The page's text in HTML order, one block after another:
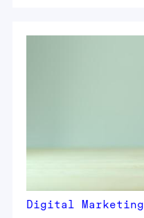
Digital Marketing